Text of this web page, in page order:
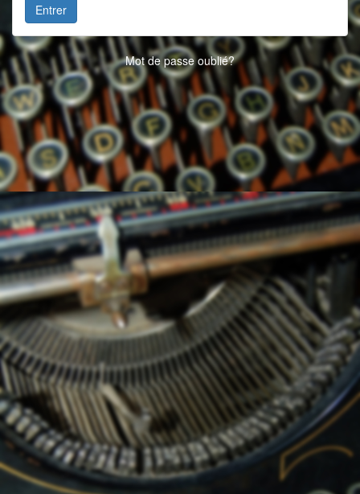
Entrer
Mot de passe oublié?